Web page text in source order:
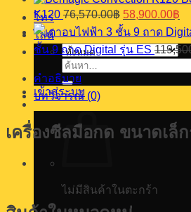
โทร
ไลน์
ค้นหา:
เข้าสู่ระบบ
ไม่มีสินค้าในตะกร้า
was:
29,770.00฿.
is:
K120 76,570.00฿ Original
price
was:
76,570.00฿.
58,900.00฿
is:
ชั้น 9 ถาด Digital รุ่น ES
คำอธิบาย
บทวิจารณ์ (0)
เครื่องซีลมือกด ขนาดเล็